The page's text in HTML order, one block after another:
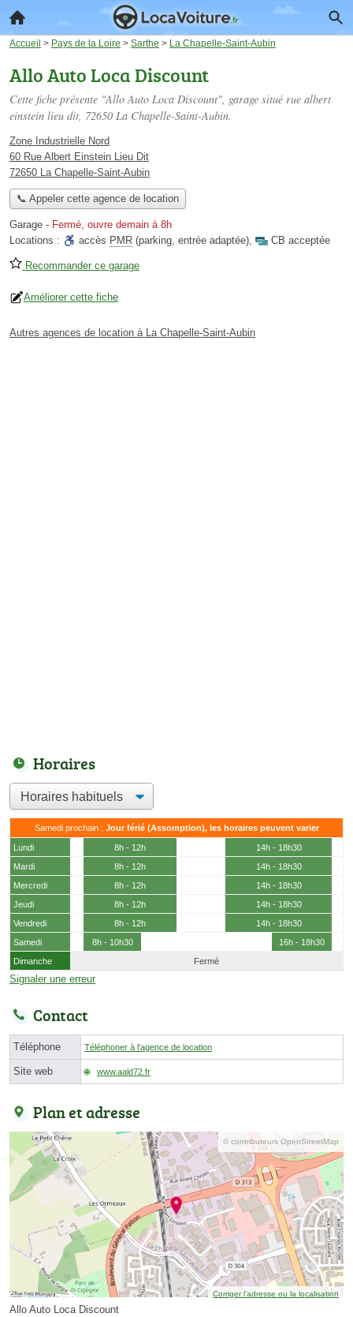
Accueil > Pays de la Loire > Sarthe > La Chapelle-Saint-Aubin
Allo Auto Loca Discount
Cette fiche présente "Allo Auto Loca Discount", garage situé rue albert
einstein lieu dit, 72650 La Chapelle-Saint-Aubin.
Zone Industrielle Nord
60 Rue Albert Einstein Lieu Dit
72650 La Chapelle-Saint-Aubin
📞 Appeler cette agence de location
Garage - Fermé, ouvre demain à 8h
Locations :
accès PMR (parking, entrée adaptée), CB acceptée
Recommander ce garage
Améliorer cette fiche
Autres agences de location à La Chapelle-Saint-Aubin
Horaires
Samedi prochain : Jour férié (Assomption), les horaires peuvent varier
Lundi 8h - 12h
14h - 18h30
Mardi
8h - 12h
14h - 18h30
Mercredi
8h - 12h
14h - 18h30
Jeudi
8h - 12h
14h - 18h30
Vendredi
8h - 12h
14h - 18h30
Samedi
8h - 10h30
16h - 18h30
Dimanche
Fermé
Signaler une erreur
Contact
Téléphone Téléphoner à l'agence de location
Site web www.aald72.fr
Plan et adresse
© contributeurs OpenStreetMap
Corriger l’adresse ou la localisation
Allo Auto Loca Discount